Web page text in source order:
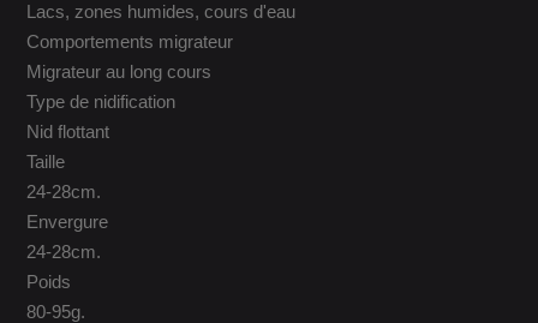
Lacs, zones humides, cours d'eau
Comportements migrateur
Migrateur au long cours
Type de nidification
Nid flottant
Taille
24-28cm.
Envergure
24-28cm.
Poids
80-95g.